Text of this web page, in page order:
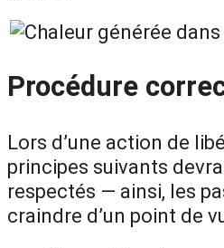
Procédure
Lors d’une action de
principes suivants
respectés — ainsi, les
craindre d’un point de